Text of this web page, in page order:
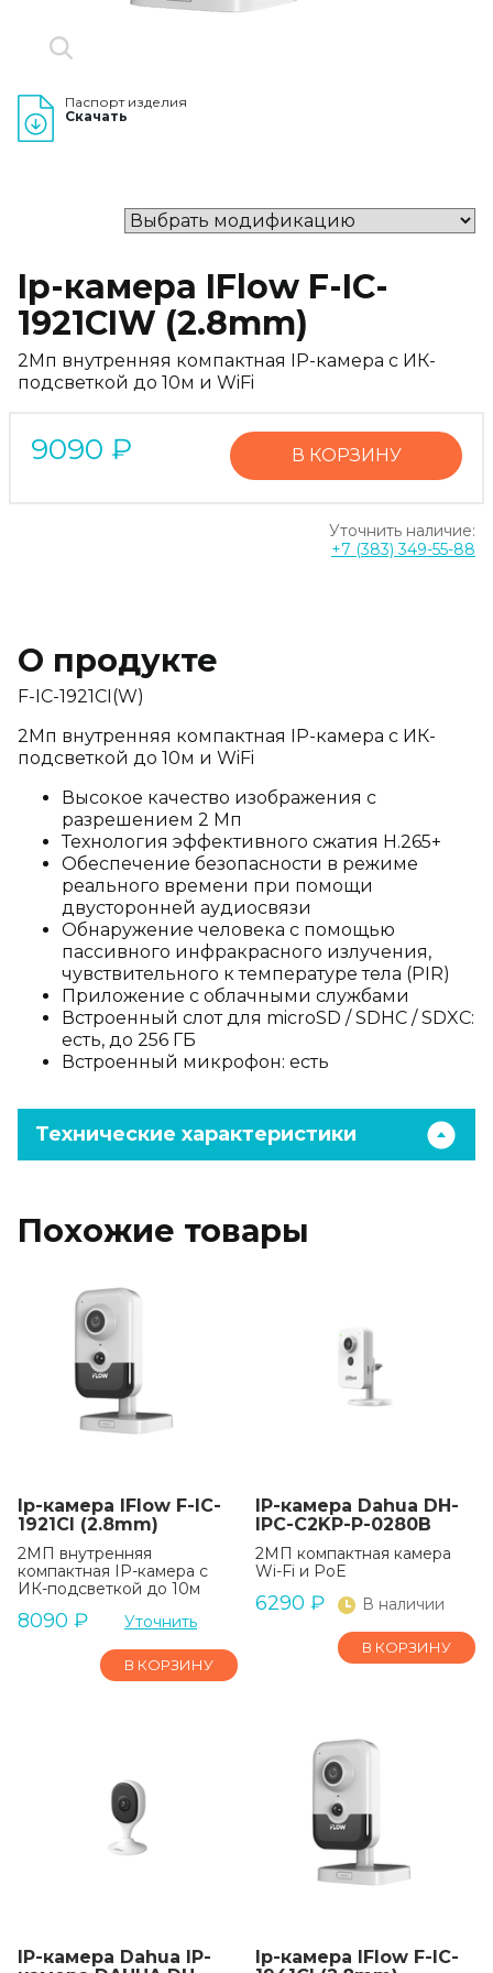
Паспорт изделия
Скачать
Ip-камера IFlow F-IC-
1921CIW (2.8mm)
2Мп внутренняя компактная IP-камера c ИК-
подсветкой до 10м и WiFi
9090 ₽ В КОРЗИНУ
Уточнить наличие:
+7 (383) 349-55-88
О продукте
F-IC-1921CI(W)
2Мп внутренняя компактная IP-камера c ИК-
подсветкой до 10м и WiFi
Высокое качество изображения с
разрешением 2 Мп
Технология эффективного сжатия H.265+
Обеспечение безопасности в режиме
реального времени при помощи
двусторонней аудиосвязи
Обнаружение человека с помощью
пассивного инфракрасного излучения,
чувствительного к температуре тела (PIR)
Приложение с облачными службами
Встроенный слот для microSD / SDHC / SDXC:
есть, до 256 ГБ
Встроенный микрофон: есть
Технические характеристики
Похожие товары
Ip-камера IFlow F-IC-
1921CI (2.8mm)
2МП внутренняя
компактная IP-камера c
ИК-подсветкой до 10м
8090 ₽ Уточнить
В КОРЗИНУ
IP-камера Dahua DH-
IPC-C2KP-P-0280B
2МП компактная камера
Wi-Fi и PoE
6290 ₽ В наличии
В КОРЗИНУ
IP-камера Dahua IP-
Ip-камера IFlow F-IC-